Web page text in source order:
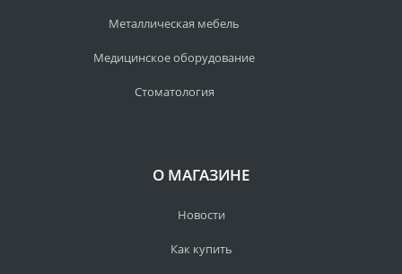
Металлическая мебель
Медицинское оборудование
Стоматология
О МАГАЗИНЕ
Новости
Как купить